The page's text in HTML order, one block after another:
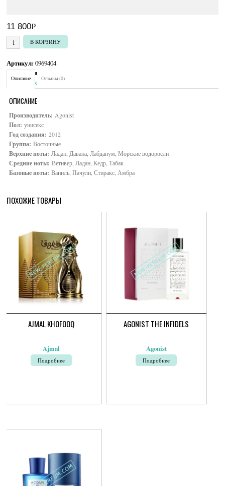
11 800Р
УБ.
Количество товара Agonist Black Amber
В КОРЗИНУ
Артикул:0969404
Категория:
Brand:Agonist
Описание Отзывы (0)
ОПИСАНИЕ
Производитель: Agonist
Пол: унисекс
Год создания: 2012
Группа: Восточные
Верхние ноты: Ладан, Давана, Лабданум, Морские водоросли
Средние ноты: Ветивер, Ладан, Кедр, Табак
Базовые ноты:Ваниль, Пачули, Стиракс, Амбра
ПОХОЖИЕ ТОВАРЫ
AJMAL KHOFOOQ
Ajmal
Подробнее
AGONIST THE INFIDELS
Agonist
Подробнее